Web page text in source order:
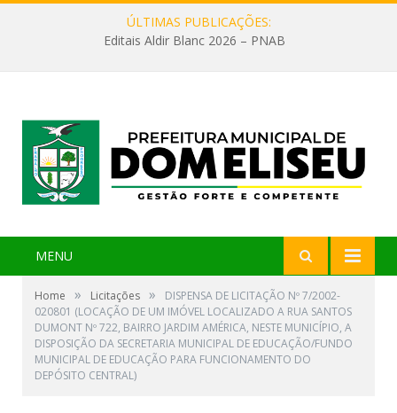
ÚLTIMAS PUBLICAÇÕES:
Editais Aldir Blanc 2026 – PNAB
MENU
Home » Licitações »
DISPENSA DE LICITAÇÃO Nº 7/2002-
020801 (LOCAÇÃO DE UM IMÓVEL LOCALIZADO A RUA SANTOS
DUMONT Nº 722, BAIRRO JARDIM AMÉRICA, NESTE MUNICÍPIO, A
DISPOSIÇÃO DA SECRETARIA MUNICIPAL DE EDUCAÇÃO/FUNDO
MUNICIPAL DE EDUCAÇÃO PARA FUNCIONAMENTO DO
DEPÓSITO CENTRAL)